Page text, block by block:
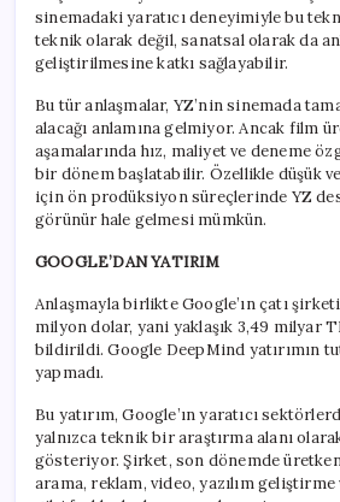
sinemadaki yaratıcı deneyimiyle bu
teknik olarak değil, sanatsal olarak da
geliştirilmesine katkı sağlayabilir.
Bu tür anlaşmalar, YZ’nin sinemada
alacağı anlamına gelmiyor. Ancak film
aşamalarında hız, maliyet ve deneme
bir dönem başlatabilir. Özellikle düşük
için ön prodüksiyon süreçlerinde YZ
görünür hale gelmesi mümkün.
GOOGLE’DAN YATIRIM
Anlaşmayla birlikte Google’ın çatı şirketi
milyon dolar, yani yaklaşık 3,49 milyar
bildirildi. Google DeepMind yatırımın
yapmadı.
Bu yatırım, Google’ın yaratıcı
yalnızca teknik bir araştırma alanı
gösteriyor. Şirket, son dönemde
arama, reklam, video, yazılım